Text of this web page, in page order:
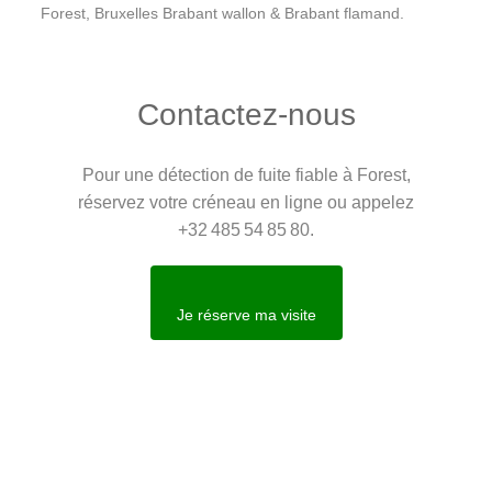
Forest, Bruxelles Brabant wallon & Brabant flamand.
Contactez‑nous
Pour une détection de fuite fiable à Forest,
réservez votre créneau en ligne ou appelez
+32 485 54 85 80.
Je réserve ma visite